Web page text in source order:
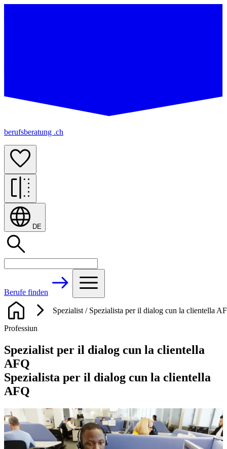
berufsberatung .ch
DE
Berufe finden
Spezialist / Spezialista per il dialog cun la clientella
Professiun
Spezialist per il dialog cun la clientella
AFQ
Spezialista per il dialog cun la clientella
AFQ